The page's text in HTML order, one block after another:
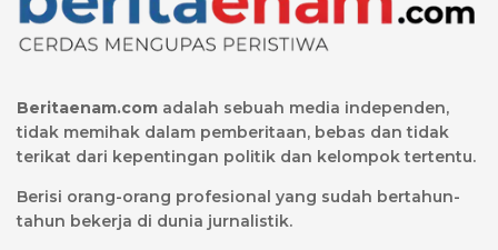
Beritaenam.com adalah sebuah media independen,
tidak memihak dalam pemberitaan, bebas dan tidak
terikat dari kepentingan politik dan kelompok tertentu.
Berisi orang-orang profesional yang sudah bertahun-
tahun bekerja di dunia jurnalistik.